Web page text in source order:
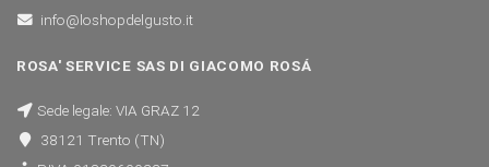
info@loshopdelgusto.it
ROSA' SERVICE SAS DI GIACOMO ROSÁ
Sede legale: VIA GRAZ 12
38121 Trento (TN)